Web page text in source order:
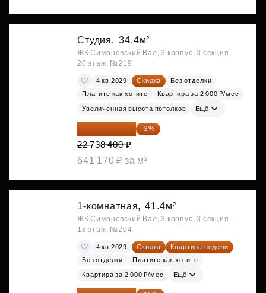
Студия, 34.4м²
ЖК Симоновский Вал, 3 корпус, 3 секция,
20 этаж, №219
4 кв 2029 Скидка
Без отделки
Платите как хотите
Квартира за 2 000 ₽/мес
Увеличенная высота потолков Ещё
22 056 248 ₽ -3%
22 738 400 ₽
641 170 ₽ за м²
1-комнатная, 41.4м²
ЖК Симоновский Вал, 3 корпус, 3 секция,
18 этаж, №204
4 кв 2029 Скидка
Квартира недели
Без отделки
Платите как хотите
Квартира за 2 000 ₽/мес Ещё